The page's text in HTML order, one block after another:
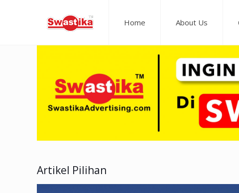
Home About Us
Artikel Pilihan